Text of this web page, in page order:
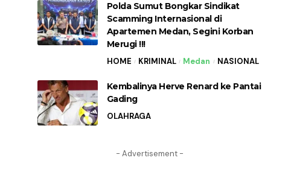
Polda Sumut Bongkar Sindikat
Scamming Internasional di
Apartemen Medan, Segini Korban
Merugi !!!
HOME KRIMINAL Medan NASIONAL
Kembalinya Herve Renard ke Pantai
Gading
OLAHRAGA
- Advertisement -